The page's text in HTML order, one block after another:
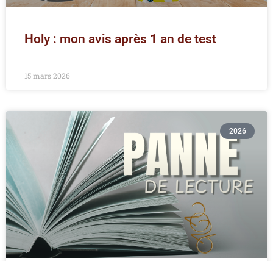
Holy : mon avis après 1 an de test
15 mars 2026
2026